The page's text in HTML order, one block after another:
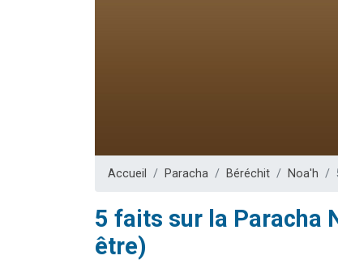
61
Accueil Paracha Béréchit Noa'h
5 faits sur la Paracha
être)